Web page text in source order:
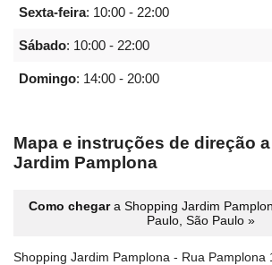
Sexta-feira: 10:00 - 22:00
Sábado: 10:00 - 22:00
Domingo: 14:00 - 20:00
Mapa e instruções de direção
Jardim Pamplona
Como chegara Shopping Jardim
Paulo, São Paulo »
Shopping Jardim Pamplona - Rua Pamplona